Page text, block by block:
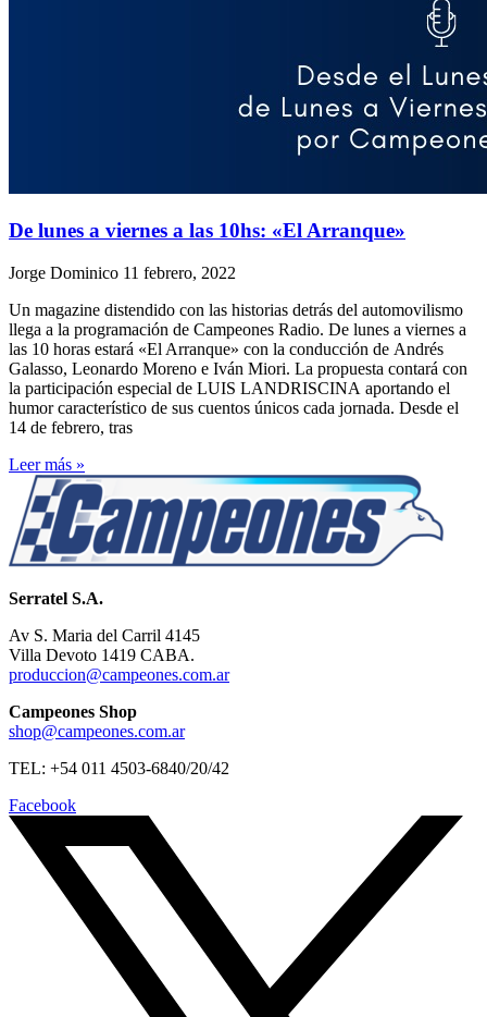
De lunes a viernes a las 10hs: «El Arranque»
Jorge Dominico 11 febrero, 2022
Un magazine distendido con las historias detrás del automovilismo
llega a la programación de Campeones Radio. De lunes a viernes a
las 10 horas estará «El Arranque» con la conducción de Andrés
Galasso, Leonardo Moreno e Iván Miori. La propuesta contará con
la participación especial de LUIS LANDRISCINA aportando el
humor característico de sus cuentos únicos cada jornada. Desde el
14 de febrero, tras
Leer más »
Serratel S.A.
Av S. Maria del Carril 4145
Villa Devoto 1419 CABA.
produccion@campeones.com.ar
Campeones Shop
shop@campeones.com.ar
TEL: +54 011 4503-6840/20/42
Facebook